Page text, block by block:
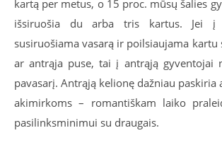
kartą per metus, o 15 proc. mūsų šalies
išsiruošia du arba tris kartus. Jei į
susiruošiama vasarą ir poilsiaujama kartu
ar antrąja puse, tai į antrąją gyventojai
pavasarį. Antrąją kelionę dažniau paskiria
akimirkoms – romantiškam laiko
pasilinksminimui su draugais.